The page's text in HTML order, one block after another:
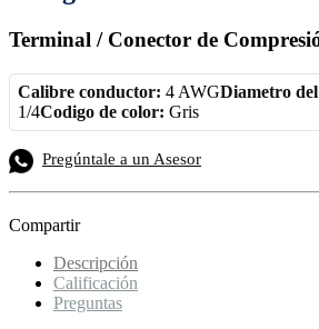
Terminal / Conector de
Calibre conductor: 4 AWGDiametro
1/4Codigo de color: Gris
Pregúntale a un Asesor
Compartir
Descripción
Calificación
Preguntas